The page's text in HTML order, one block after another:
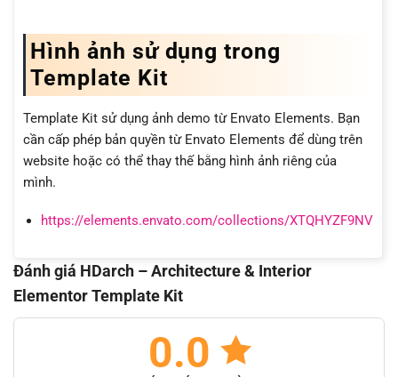
Hình ảnh sử dụng trong
Template Kit
Template Kit sử dụng ảnh demo từ Envato Elements. Bạn
cần cấp phép bản quyền từ Envato Elements để dùng trên
website hoặc có thể thay thế bằng hình ảnh riêng của
mình.
https://elements.envato.com/collections/XTQHYZF9NV
Đánh giá HDarch – Architecture & Interior
Elementor Template Kit
0.0